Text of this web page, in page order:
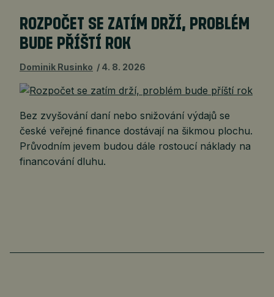
ROZPOČET SE ZATÍM DRŽÍ, PROBLÉM
BUDE PŘÍŠTÍ ROK
Dominik Rusinko 4. 8. 2026
Bez zvyšování daní nebo snižování výdajů se
české veřejné finance dostávají na šikmou plochu.
Průvodním jevem budou dále rostoucí náklady na
financování dluhu.